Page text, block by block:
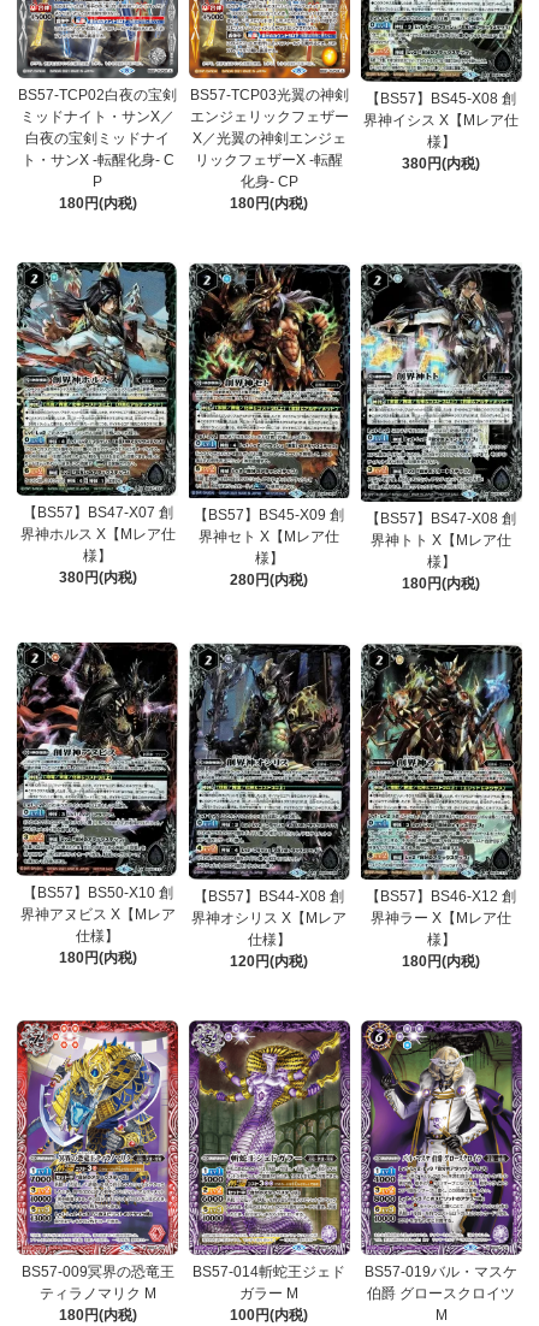
BS57-TCP02白夜の宝剣
ミッドナイト・サンX／
白夜の宝剣ミッドナイ
ト・サンX -転醒化身- C
P
180円(内税)
BS57-TCP03光翼の神剣
エンジェリックフェザー
X／光翼の神剣エンジェ
リックフェザーX -転醒
化身- CP
180円(内税)
【BS57】BS45-X08 創
界神イシス X【Mレア仕
様】
380円(内税)
【BS57】BS47-X07 創
界神ホルス X【Mレア仕
様】
380円(内税)
【BS57】BS45-X09 創
界神セト X【Mレア仕
様】
280円(内税)
【BS57】BS47-X08 創
界神トト X【Mレア仕
様】
180円(内税)
【BS57】BS50-X10 創
界神アヌビス X【Mレア
仕様】
180円(内税)
【BS57】BS44-X08 創
界神オシリス X【Mレア
仕様】
120円(内税)
【BS57】BS46-X12 創
界神ラー X【Mレア仕
様】
180円(内税)
BS57-009冥界の恐竜王
ティラノマリク M
180円(内税)
BS57-014斬蛇王ジェド
ガラー M
100円(内税)
BS57-019バル・マスケ
伯爵 グロースクロイツ
M